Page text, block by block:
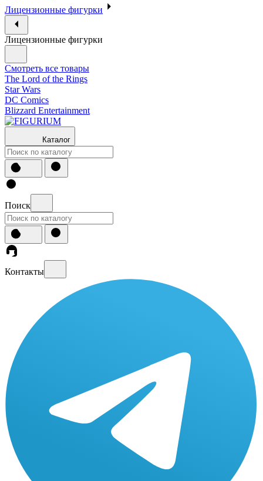
Лицензионные фигурки
Лицензионные фигурки
Смотреть все товары
The Lord of the Rings
Star Wars
DC Comics
Blizzard Entertainment
Каталог
Поиск
Контакты